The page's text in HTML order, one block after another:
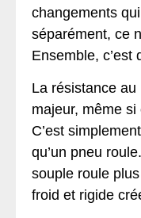
changements
séparément, ce
Ensemble, c’est
La résistance
majeur, même si
C’est
qu’un pneu
souple roule
froid et rigide